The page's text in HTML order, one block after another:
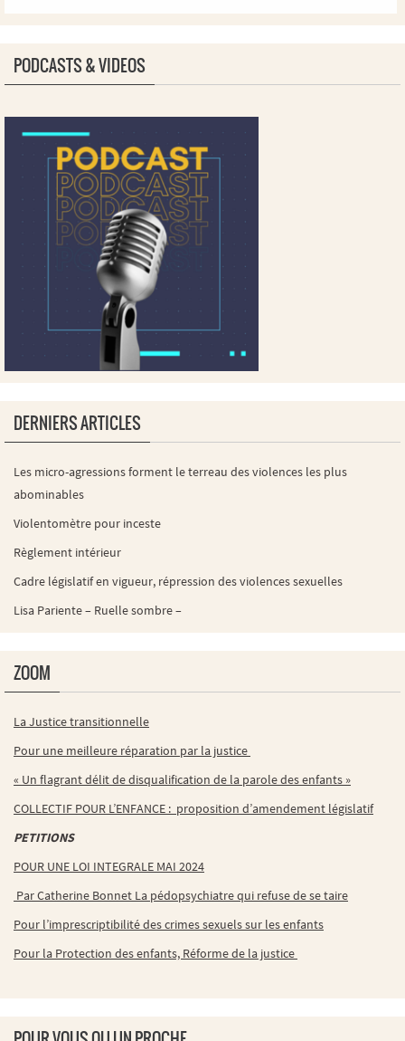
PODCASTS & VIDEOS
DERNIERS ARTICLES
Les micro-agressions forment le terreau des violences les plus
abominables
Violentomètre pour inceste
Règlement intérieur
Cadre législatif en vigueur, répression des violences sexuelles
Lisa Pariente – Ruelle sombre –
ZOOM
La Justice transitionnelle
Pour une meilleure réparation par la justice
« Un flagrant délit de disqualification de la parole des enfants »
COLLECTIF POUR L’ENFANCE : proposition d’amendement législatif
PETITIONS
POUR UNE LOI INTEGRALE MAI 2024
Par Catherine Bonnet La pédopsychiatre qui refuse de se taire
Pour l’imprescriptibilité des crimes sexuels sur les enfants
Pour la Protection des enfants, Réforme de la justice